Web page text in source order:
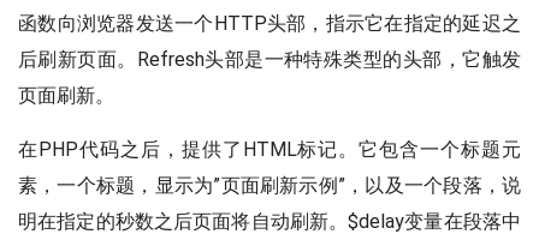
函数向浏览器发送一个HTTP头部，指示它在指定的延迟之
后刷新页面。Refresh头部是一种特殊类型的头部，它触发
页面刷新。
在PHP代码之后，提供了HTML标记。它包含一个标题元
素，一个标题，显示为”页面刷新示例”，以及一个段落，说
明在指定的秒数之后页面将自动刷新。$delay变量在段落中